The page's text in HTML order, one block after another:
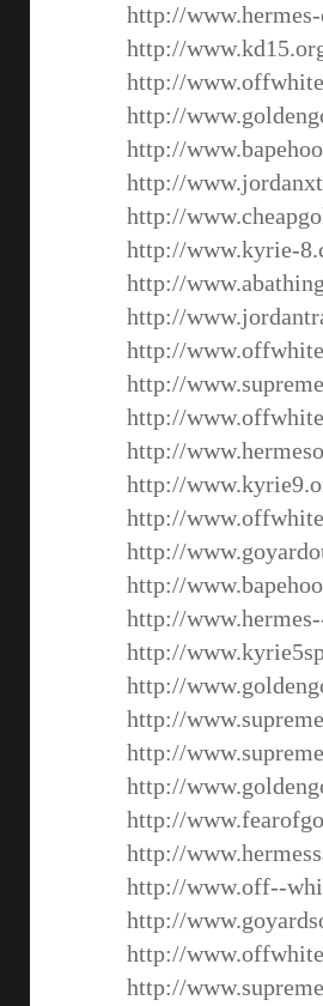
http://
http://
http://
http://
http://
http://
http://
http://www.kyrie-
http://
http://
http://
http://
http://
http://
http://
http://
http://
http://
http://
http://
http://
http://
http://
http://
http://
http://
http://www.off--
http://
http://
http://